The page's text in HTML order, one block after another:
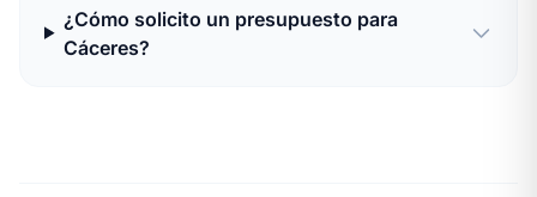
¿Cómo solicito un presupuesto para
Cáceres?